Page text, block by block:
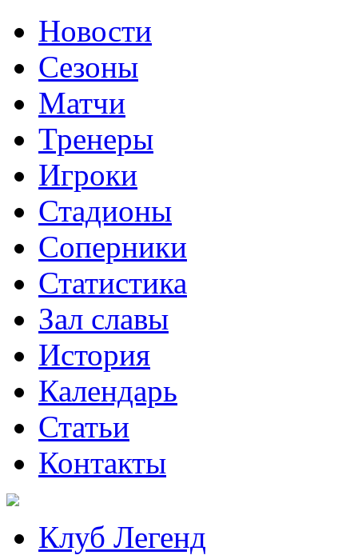
Новости
Сезоны
Матчи
Тренеры
Игроки
Стадионы
Соперники
Статистика
Зал славы
История
Календарь
Статьи
Контакты
Клуб Легенд